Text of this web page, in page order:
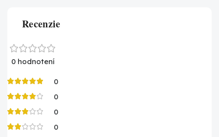
Recenzie
0 hodnotení
0
0
0
0